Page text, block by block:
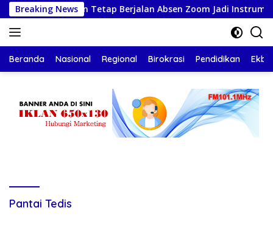
Langsung
ke
konten
Breaking News
Pelayanan Tetap Berjalan Absen Zoom Jadi Instrumen
Beranda Nasional Regional Birokrasi Pendidikan Ekbis
Pantai Tedis